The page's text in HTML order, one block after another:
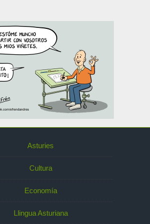
Asturies
Cultura
Economía
Llingua Asturiana